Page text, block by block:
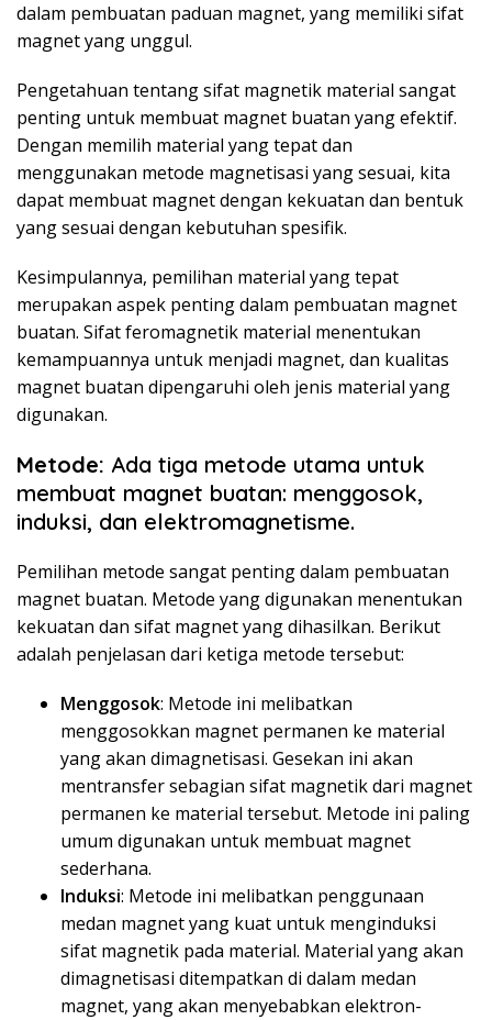
dalam pembuatan paduan magnet, yang memiliki sifat
magnet yang unggul.
Pengetahuan tentang sifat magnetik material sangat
penting untuk membuat magnet buatan yang efektif.
Dengan memilih material yang tepat dan
menggunakan metode magnetisasi yang sesuai, kita
dapat membuat magnet dengan kekuatan dan bentuk
yang sesuai dengan kebutuhan spesifik.
Kesimpulannya, pemilihan material yang tepat
merupakan aspek penting dalam pembuatan magnet
buatan. Sifat feromagnetik material menentukan
kemampuannya untuk menjadi magnet, dan kualitas
magnet buatan dipengaruhi oleh jenis material yang
digunakan.
Metode: Ada tiga metode utama untuk
membuat magnet buatan: menggosok,
induksi, dan elektromagnetisme.
Pemilihan metode sangat penting dalam pembuatan
magnet buatan. Metode yang digunakan menentukan
kekuatan dan sifat magnet yang dihasilkan. Berikut
adalah penjelasan dari ketiga metode tersebut:
Menggosok: Metode ini melibatkan
menggosokkan magnet permanen ke material
yang akan dimagnetisasi. Gesekan ini akan
mentransfer sebagian sifat magnetik dari magnet
permanen ke material tersebut. Metode ini paling
umum digunakan untuk membuat magnet
sederhana.
Induksi: Metode ini melibatkan penggunaan
medan magnet yang kuat untuk menginduksi
sifat magnetik pada material. Material yang akan
dimagnetisasi ditempatkan di dalam medan
magnet, yang akan menyebabkan elektron-